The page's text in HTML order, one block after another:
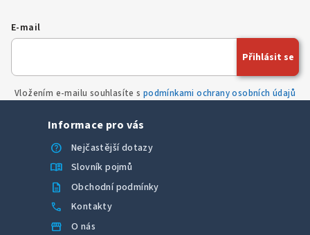
E-mail
Vložením e-mailu souhlasíte s podmínkami ochrany osobních údajů
Přihlásit se
Informace pro vás
help
Nejčastější dotazy
menu_book Slovník pojmů
description Obchodní podmínky
call Kontakty
storefront O nás